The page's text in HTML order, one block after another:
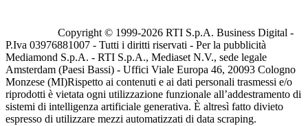
Copyright © 1999-2026 RTI S.p.A. Business Digital -
P.Iva 03976881007 - Tutti i diritti riservati - Per la pubblicità
Mediamond S.p.A. - RTI S.p.A., Mediaset N.V., sede legale
Amsterdam (Paesi Bassi) - Uffici Viale Europa 46, 20093 Cologno
Monzese (MI)Rispetto ai contenuti e ai dati personali trasmessi e/o
riprodotti è vietata ogni utilizzazione funzionale all’addestramento di
sistemi di intelligenza artificiale generativa. È altresì fatto divieto
espresso di utilizzare mezzi automatizzati di data scraping.